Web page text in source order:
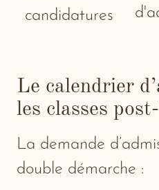
candidatures
Le calendrier
les classes
La demande
double démarche :